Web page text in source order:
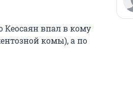
Кеосаян впал в кому
комы), а по